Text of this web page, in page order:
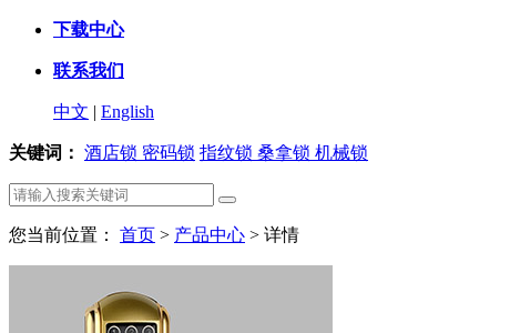
下载中心
联系我们
中文 | English
关键词： 酒店锁 密码锁 指纹锁 桑拿锁 机械锁
您当前位置： 首页 > 产品中心 > 详情